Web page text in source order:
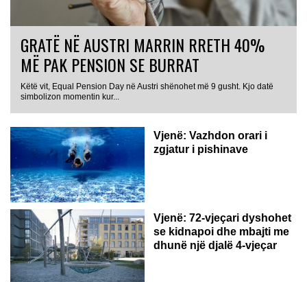
GRATË NË AUSTRI MARRIN RRETH 40%
MË PAK PENSION SE BURRAT
Këtë vit, Equal Pension Day në Austri shënohet më 9 gusht. Kjo datë
simbolizon momentin kur...
Vjenë: Vazhdon orari i
zgjatur i pishinave
Vjenë: 72-vjeçari dyshohet
se kidnapoi dhe mbajti me
dhunë një djalë 4-vjeçar